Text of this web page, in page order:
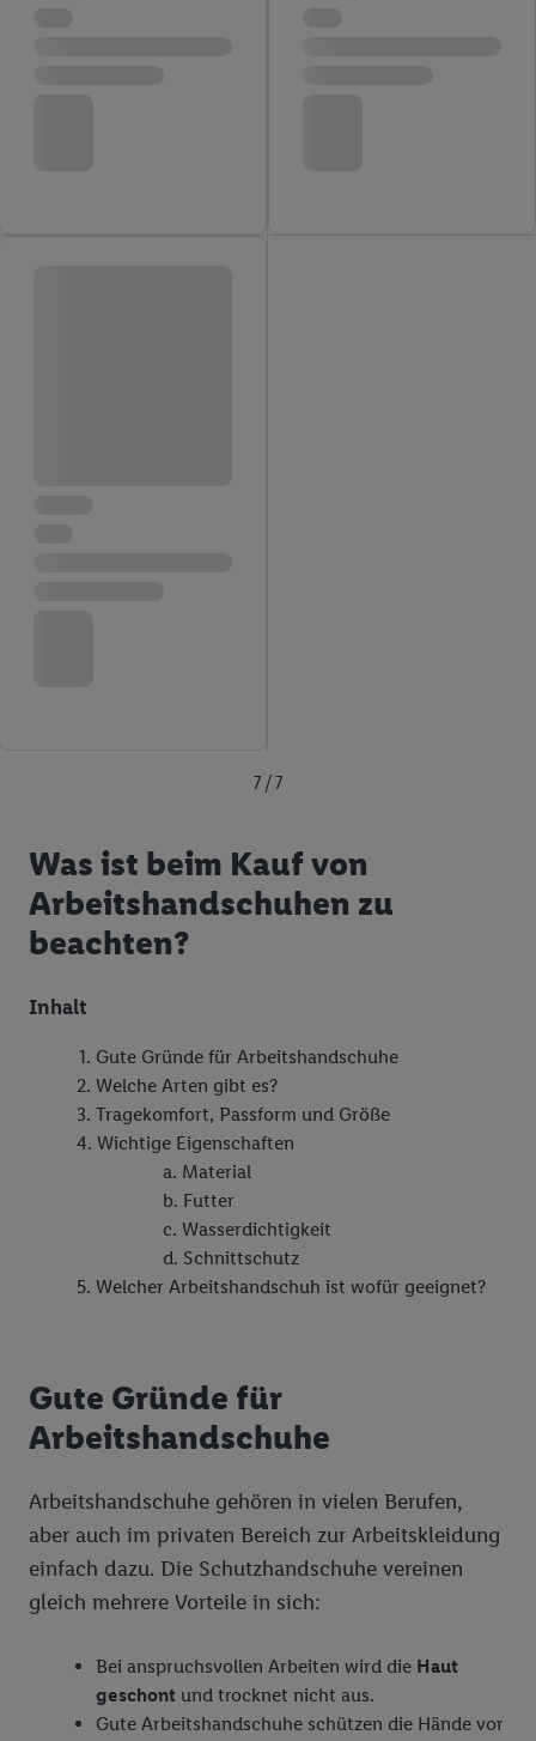
7 / 7
Was ist beim Kauf von
Arbeitshandschuhen zu
beachten?
Inhalt
Gute Gründe für Arbeitshandschuhe
Welche Arten gibt es?
Tragekomfort, Passform und Größe
Wichtige Eigenschaften
Material
Futter
Wasserdichtigkeit
Schnittschutz
Welcher Arbeitshandschuh ist wofür geeignet?
Gute Gründe für
Arbeitshandschuhe
Arbeitshandschuhe gehören in vielen Berufen,
aber auch im privaten Bereich zur Arbeitskleidung
einfach dazu. Die Schutzhandschuhe vereinen
gleich mehrere Vorteile in sich:
Bei anspruchsvollen Arbeiten wird die Haut
geschont und trocknet nicht aus.
Gute Arbeitshandschuhe schützen die Hände vor